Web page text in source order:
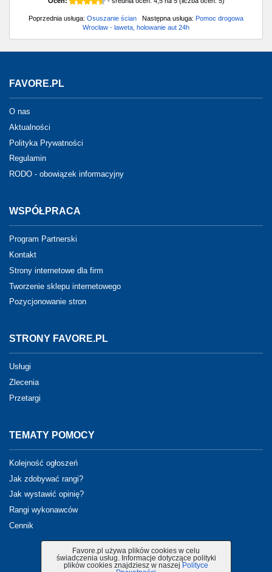
Favore.pl używa plików cookies w celu
świadczenia usług. Informacje dotyczące polityki
plików cookies znajdziesz w naszej Polityce
Poprzednia usługa: Osuszanie ścian Następna usługa: Pomoc drogowa
Wrocław - laweta, holowanie aut 24h
FAVORE.PL
O nas
Aktualności
Polityka Prywatności
Regulamin
RODO - obowiązek informacyjny
WSPÓŁPRACA
Program Partnerski
Kontakt
Strony internetowe dla firm
Tworzenie sklepu internetowego
Pozycjonowanie stron
STRONY FAVORE.PL
Usługi
Zlecenia
Przetargi
TEMATY POMOCY
Kolejność ogłoszeń
Jak zdobywać rangi?
Jak wystawić opinię?
Rangi wykonawców
Cennik